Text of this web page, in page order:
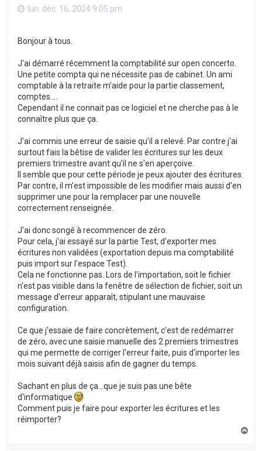
lun. déc. 16, 2024 9:05 pm
Bonjour à tous.
J'ai démarré récemment la comptabilité sur open concerto.
Une petite compta qui ne nécessite pas de cabinet. Un ami
comptable à la retraite m'aide pour la partie classement,
comptes....
Cependant il ne connait pas ce logiciel et ne cherche pas à le
connaître plus que ça.
J'ai commis une erreur de saisie qu'il a relevé. Par contre j'ai
surtout fais la bêtise de valider les écritures sur les deux
premiers trimestre avant qu'il ne s'en aperçoive.
Il semble que pour cette période je peux ajouter des écritures.
Par contre, il m'est impossible de les modifier mais aussi d'en
supprimer une pour la remplacer par une nouvelle
correctement renseignée.
J'ai donc songé à recommencer de zéro.
Pour cela, j'ai essayé sur la partie Test, d'exporter mes
écritures non validées (exportation depuis ma comptabilité
puis import sur l'espace Test).
Cela ne fonctionne pas. Lors de l'importation, soit le fichier
n'est pas visible dans la fenêtre de sélection de fichier, soit un
message d'erreur apparaît, stipulant une mauvaise
configuration.
Ce que j'essaie de faire concrètement, c'est de redémarrer
de zéro, avec une saisie manuelle des 2 premiers trimestres
qui me permette de corriger l'erreur faite, puis d'importer les
mois suivant déjà saisis afin de gagner du temps.
Sachant en plus de ça...que je suis pas une bête
d'informatique
Comment puis je faire pour exporter les écritures et les
réimporter?